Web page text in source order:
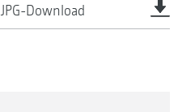
JPG-Download